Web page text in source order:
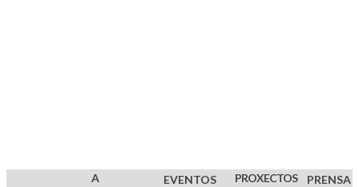
A
EVENTOS
PROXECTOS
PRENSA